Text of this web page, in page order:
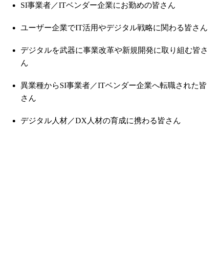
SI事業者／ITベンダー企業にお勤めの皆さん
ユーザー企業でIT活用やデジタル戦略に関わる皆さん
デジタルを武器に事業改革や新規開発に取り組む皆さ
ん
異業種からSI事業者／ITベンダー企業へ転職された皆
さん
デジタル人材／DX人材の育成に携わる皆さん